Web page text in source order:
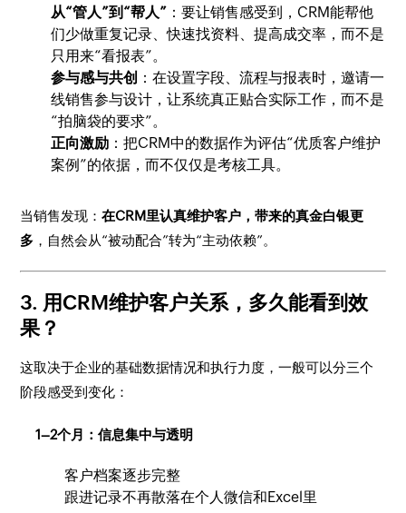
从“管人”到“帮人” ：要让销售感受到，CRM能帮他
们少做重复记录、快速找资料、提高成交率，而不是
只用来“看报表”。
参与感与共创 ：在设置字段、流程与报表时，邀请一
线销售参与设计，让系统真正贴合实际工作，而不是
“拍脑袋的要求”。
正向激励 ：把CRM中的数据作为评估“优质客户维护
案例”的依据，而不仅仅是考核工具。
当销售发现：在CRM里认真维护客户，带来的真金白银更
多 ，自然会从“被动配合”转为“主动依赖”。
3. 用CRM维护客户关系，多久能看到效
果？
这取决于企业的基础数据情况和执行力度，一般可以分三个
阶段感受到变化：
1–2个月：信息集中与透明
客户档案逐步完整
跟进记录不再散落在个人微信和Excel里